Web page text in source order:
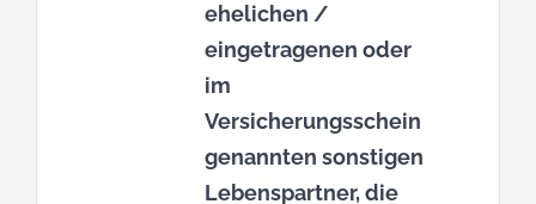
ehelichen /
eingetragenen oder
im
Versicherungsschein
genannten sonstigen
Lebenspartner, die